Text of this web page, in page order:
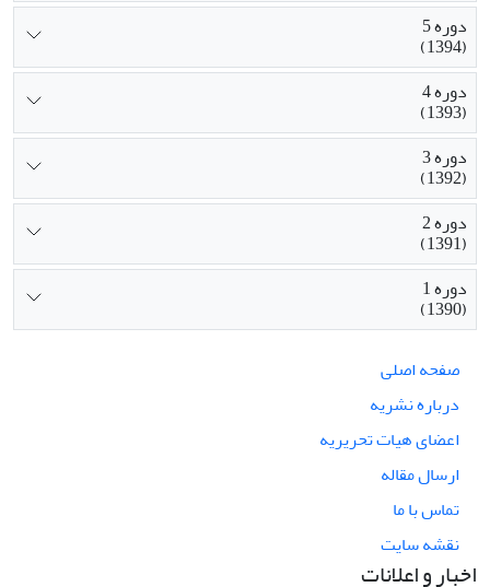
دوره 5
(1394)
دوره 4
(1393)
دوره 3
(1392)
دوره 2
(1391)
دوره 1
(1390)
صفحه اصلی
درباره نشریه
اعضای هیات تحریریه
ارسال مقاله
تماس با ما
نقشه سایت
اخبار و اعلانات